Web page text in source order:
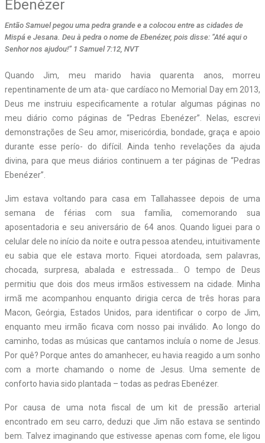
Ebenézer
Então Samuel pegou uma pedra grande e a colocou entre as cidades de
Mispá e Jesana. Deu à pedra o nome de Ebenézer, pois disse: “Até aqui o
Senhor nos ajudou!” 1 Samuel 7:12, NVT
Quando Jim, meu marido havia quarenta anos, morreu
repentinamente de um ata- que cardíaco no Memorial Day em 2013,
Deus me instruiu especificamente a rotular algumas páginas no
meu diário como páginas de “Pedras Ebenézer”. Nelas, escrevi
demonstrações de Seu amor, misericórdia, bondade, graça e apoio
durante esse perío- do difícil. Ainda tenho revelações da ajuda
divina, para que meus diários continuem a ter páginas de “Pedras
Ebenézer”.
Jim estava voltando para casa em Tallahassee depois de uma
semana de férias com sua família, comemorando sua
aposentadoria e seu aniversário de 64 anos. Quando liguei para o
celular dele no início da noite e outra pessoa atendeu, intuitivamente
eu sabia que ele estava morto. Fiquei atordoada, sem palavras,
chocada, surpresa, abalada e estressada… O tempo de Deus
permitiu que dois dos meus irmãos estivessem na cidade. Minha
irmã me acompanhou enquanto dirigia cerca de três horas para
Macon, Geórgia, Estados Unidos, para identificar o corpo de Jim,
enquanto meu irmão ficava com nosso pai inválido. Ao longo do
caminho, todas as músicas que cantamos incluía o nome de Jesus.
Por quê? Porque antes do amanhecer, eu havia reagido a um sonho
com a morte chamando o nome de Jesus. Uma semente de
conforto havia sido plantada – todas as pedras Ebenézer.
Por causa de uma nota fiscal de um kit de pressão arterial
encontrado em seu carro, deduzi que Jim não estava se sentindo
bem. Talvez imaginando que estivesse apenas com fome, ele ligou